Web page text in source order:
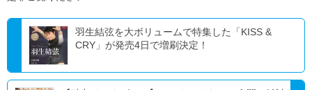
羽生結弦を大ボリュームで特集した「KISS &
CRY」が発売4日で増刷決定！